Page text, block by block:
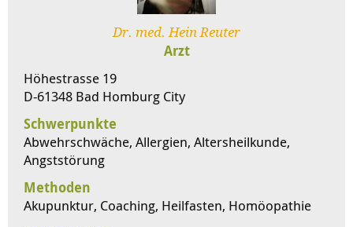
Dr. med. Hein Reuter
Arzt
Höhestrasse 19
D-61348 Bad Homburg City
Schwerpunkte
Abwehrschwäche, Allergien, Altersheilkunde,
Angststörung
Methoden
Akupunktur, Coaching, Heilfasten, Homöopathie